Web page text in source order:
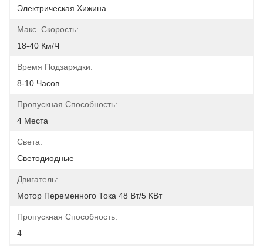
Электрическая Хижина
Макс. Скорость:
18-40 Км/ч
Время Подзарядки:
8-10 Часов
Пропускная Способность:
4 Места
Света:
Светодиодные
Двигатель:
Мотор Переменного Тока 48 Вт/5 КВт
Пропускная Способность:
4